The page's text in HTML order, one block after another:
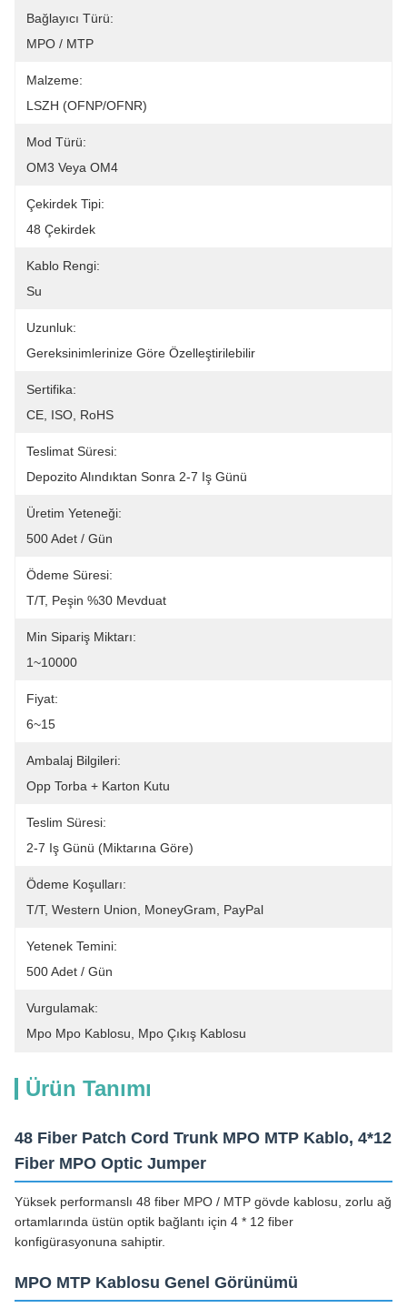
Bağlayıcı Türü:
MPO / MTP
Malzeme:
LSZH (OFNP/OFNR)
Mod Türü:
OM3 Veya OM4
Çekirdek Tipi:
48 Çekirdek
Kablo Rengi:
Su
Uzunluk:
Gereksinimlerinize Göre Özelleştirilebilir
Sertifika:
CE, ISO, RoHS
Teslimat Süresi:
Depozito Alındıktan Sonra 2-7 Iş Günü
Üretim Yeteneği:
500 Adet / Gün
Ödeme Süresi:
T/T, Peşin %30 Mevduat
Min Sipariş Miktarı:
1~10000
Fiyat:
6~15
Ambalaj Bilgileri:
Opp Torba + Karton Kutu
Teslim Süresi:
2-7 Iş Günü (miktarına Göre)
Ödeme Koşulları:
T/T, Western Union, MoneyGram, PayPal
Yetenek Temini:
500 Adet / Gün
Vurgulamak:
Mpo Mpo Kablosu
Mpo Çıkış Kablosu
Ürün Tanımı
48 Fiber Patch Cord Trunk MPO MTP Kablo, 4*12
Fiber MPO Optic Jumper
Yüksek performanslı 48 fiber MPO / MTP gövde kablosu, zorlu ağ
ortamlarında üstün optik bağlantı için 4 * 12 fiber
konfigürasyonuna sahiptir.
MPO MTP Kablosu Genel Görünümü